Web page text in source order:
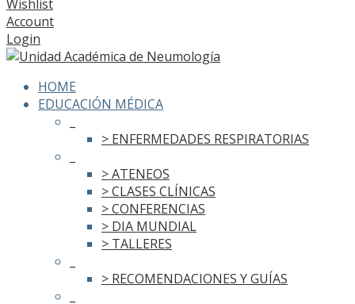
Wishlist
Account
Login
HOME
EDUCACIÓN MÉDICA
> ENFERMEDADES RESPIRATORIAS
> ATENEOS
> CLASES CLÍNICAS
> CONFERENCIAS
> DIA MUNDIAL
> TALLERES
> RECOMENDACIONES Y GUÍAS